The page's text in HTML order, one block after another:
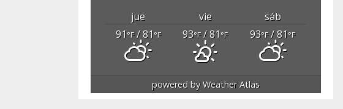
jue vie
sáb
91°F/ 81°F 93°F/ 81°F 93°F/ 81°F
powered byWeather Atlas